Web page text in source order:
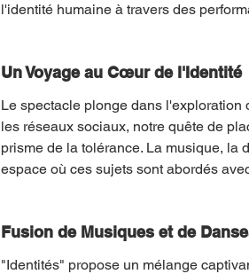
l'identité humaine à travers des
Un Voyage au Cœur de l'Identité
Le spectacle plonge dans l'exploration
les réseaux sociaux, notre quête de
prisme de la tolérance. La musique, la
espace où ces sujets sont abordés
Fusion de Musiques et de
"Identités" propose un mélange